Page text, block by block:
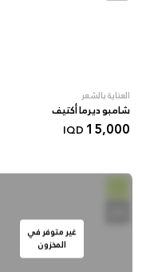
العناية بالشعر
شامبو ديرما أكتيف
15,000
IQD
غير متوفر في
المخزون